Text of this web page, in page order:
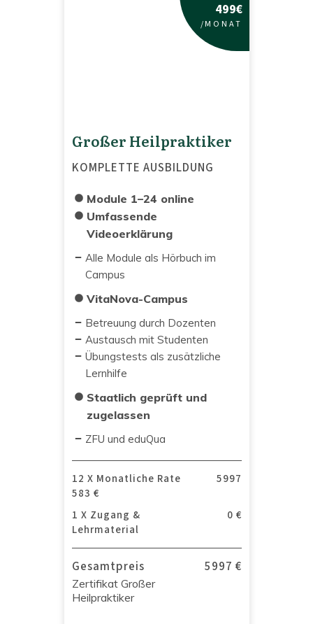
499€
/MONAT
Großer Heilpraktiker
KOMPLETTE AUSBILDUNG
Module 1–24 online
Umfassende
Videoerklärung
Alle Module als Hörbuch im
Campus
VitaNova-Campus
Betreuung durch Dozenten
Austausch mit Studenten
Übungstests als zusätzliche
Lernhilfe
Staatlich geprüft und
zugelassen
ZFU und eduQua
12 X Monatliche Rate
583 €
5997
1 X Zugang &
Lehrmaterial
0 €
Gesamtpreis
Zertifikat Großer
Heilpraktiker
5997 €